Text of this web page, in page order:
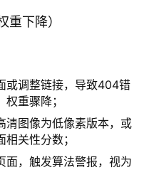
重下降）
或调整链接，导致404错
重骤降；
清图像为低像素版本，或
关性分数；
面，触发算法警报，视为